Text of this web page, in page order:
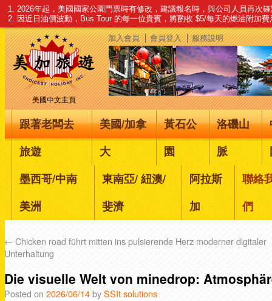
美國中文主頁
加入會員 會員登入 服務說明
跟著老闆去
旅遊
美國/加拿
大
黃石公
園
洛磯山
脈
墨西哥/中南
美洲
東南亞/ 紐澳/
斐濟
阿拉斯
加
聯絡
們
← Chicken road führt mitten ins pulsierende Herz moderner digitaler
Unterhaltung
Die visuelle Welt von minedrop:
Posted on 2026/06/14 by SSIt solutions
1. 2026年起，美國國家公園門票時有修改，建議報名時，與公司人員再次
2. 因近日油價波動，Bus Tour 的每一位貴賓，將酌收 $5/每天的燃油附加